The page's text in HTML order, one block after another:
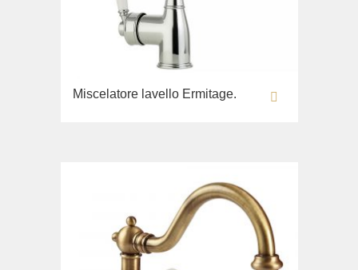
Miscelatore lavello Ermitage.